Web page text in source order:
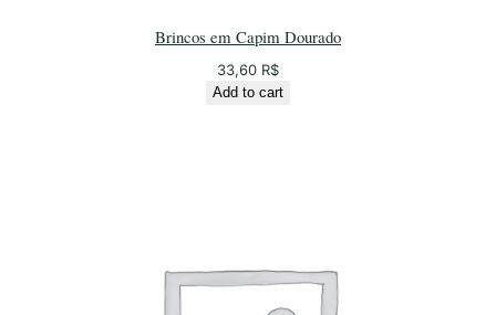
Brincos em Capim Dourado
33,60 R$
Add to cart